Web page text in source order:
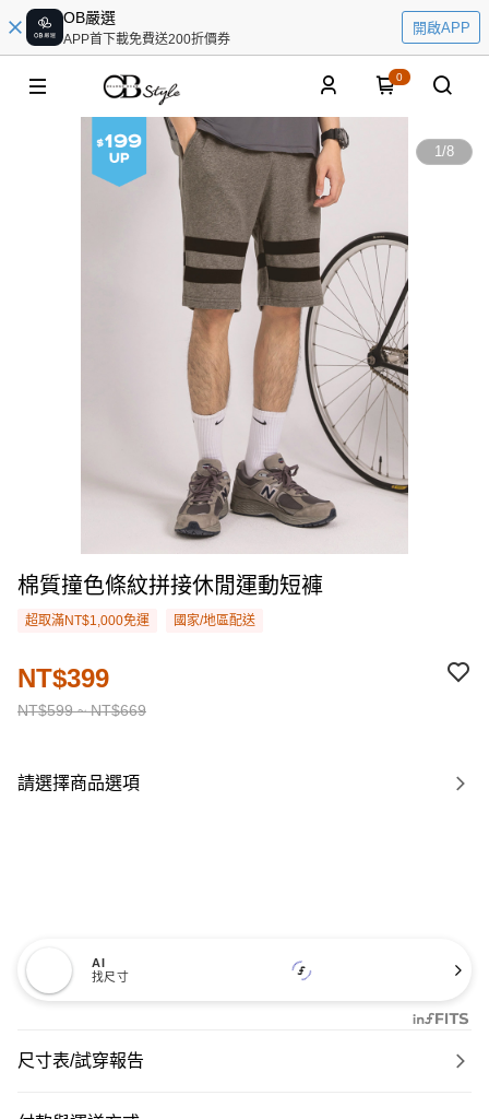
OB嚴選
APP首下載免費送200折價券
開啟APP
0
1/8
棉質撞色條紋拼接休閒運動短褲
超取滿NT$1,000免運 國家/地區配送
NT$599 ~ NT$669
NT$399
請選擇商品選項
AI
找尺寸
尺寸表/試穿報告